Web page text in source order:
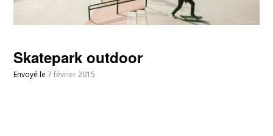
Skatepark outdoor
Envoyé le7 février 2015